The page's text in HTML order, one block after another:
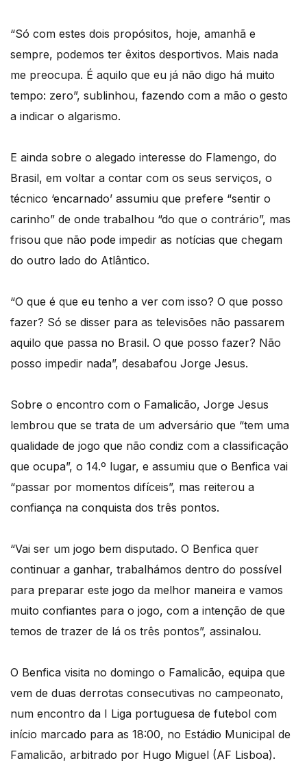
“Só com estes dois propósitos, hoje, amanhã e
sempre, podemos ter êxitos desportivos. Mais nada
me preocupa. É aquilo que eu já não digo há muito
tempo: zero”, sublinhou, fazendo com a mão o gesto
a indicar o algarismo.
E ainda sobre o alegado interesse do Flamengo, do
Brasil, em voltar a contar com os seus serviços, o
técnico ‘encarnado’ assumiu que prefere “sentir o
carinho” de onde trabalhou “do que o contrário”, mas
frisou que não pode impedir as notícias que chegam
do outro lado do Atlântico.
“O que é que eu tenho a ver com isso? O que posso
fazer? Só se disser para as televisões não passarem
aquilo que passa no Brasil. O que posso fazer? Não
posso impedir nada”, desabafou Jorge Jesus.
Sobre o encontro com o Famalicão, Jorge Jesus
lembrou que se trata de um adversário que “tem uma
qualidade de jogo que não condiz com a classificação
que ocupa”, o 14.º lugar, e assumiu que o Benfica vai
“passar por momentos difíceis”, mas reiterou a
confiança na conquista dos três pontos.
“Vai ser um jogo bem disputado. O Benfica quer
continuar a ganhar, trabalhámos dentro do possível
para preparar este jogo da melhor maneira e vamos
muito confiantes para o jogo, com a intenção de que
temos de trazer de lá os três pontos”, assinalou.
O Benfica visita no domingo o Famalicão, equipa que
vem de duas derrotas consecutivas no campeonato,
num encontro da I Liga portuguesa de futebol com
início marcado para as 18:00, no Estádio Municipal de
Famalicão, arbitrado por Hugo Miguel (AF Lisboa).